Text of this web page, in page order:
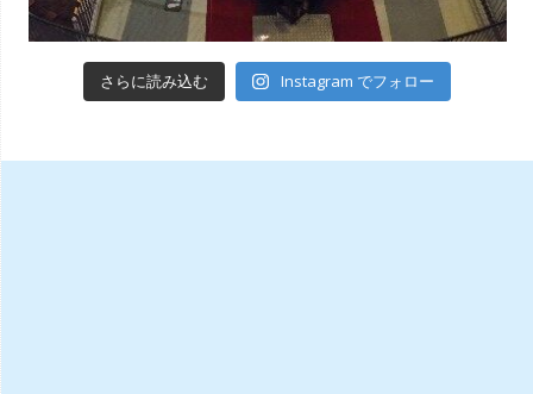
さらに読み込む Instagram でフォロー